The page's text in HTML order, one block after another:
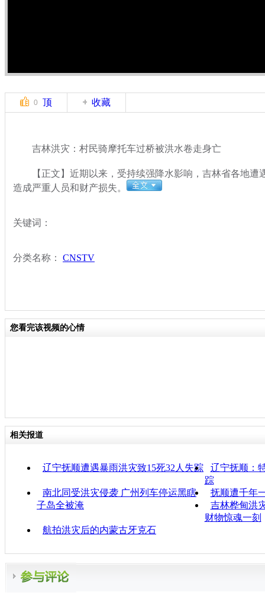
0 顶 收藏
吉林洪灾：村民骑摩托车过桥被洪水卷走身亡
【正文】近期以来，受持续强降水影响，吉林省各地遭
造成严重人员和财产损失。
关键词：
分类名称： CNSTV
您看完该视频的心情
相关报道
辽宁抚顺遭遇暴雨洪灾致15死32人失踪
辽宁抚顺：
踪
南北同受洪灾侵袭 广州列车停运黑瞎
子岛全被淹
抚顺遭千年
吉林桦甸洪
财物惊魂一刻
航拍洪灾后的内蒙古牙克石